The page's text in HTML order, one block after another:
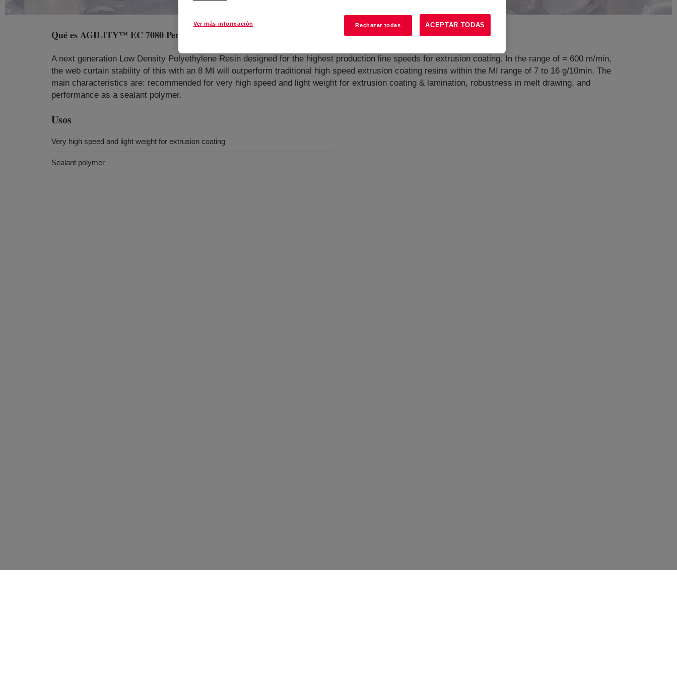
Qué esAGILITY™ EC 7080 Performance LDPE
A next generation Low Density Polyethylene Resin designed for the highest production line speeds for extrusion coating. In the range of = 600 m/min,
the web curtain stability of this with an 8 MI will outperform traditional high speed extrusion coating resins within the MI range of 7 to 16 g/10min. The
main characteristics are: recommended for very high speed and light weight for extrusion coating & lamination, robustness in melt drawing, and
performance as a sealant polymer.
Usos
Very high speed and light weight for extrusion coating
Sealant polymer
Ver más información Rechazar todas ACEPTAR TODAS